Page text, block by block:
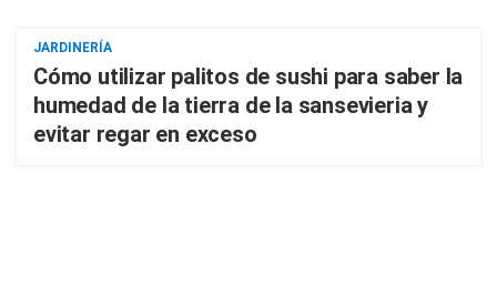
JARDINERÍA
Cómo utilizar palitos de sushi para saber la
humedad de la tierra de la sansevieria y
evitar regar en exceso